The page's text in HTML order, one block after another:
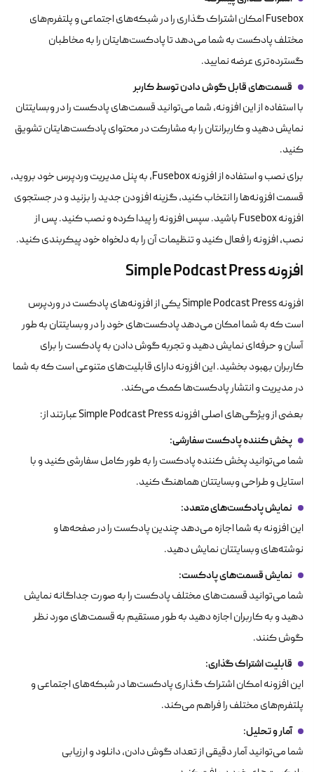
Fusebox امکان اشتراک گذاری را در شبکه‌های اجتماعی و پلتفرم‌های
مختلف پادکست به شما می‌دهد تا پادکست‌هایتان را به مخاطبان
گسترده‌تری عرضه نمایید.
قسمت‌های قابل گوش دادن توسط کاربر
با استفاده از این افزونه، شما می‌توانید قسمت‌های پادکست را در وبسایتتان
نمایش دهید و کاربرانتان را به مشارکت در محتوای پادکست‌هایتان تشویق
کنید.
برای نصب و استفاده از افزونه Fusebox، به پنل مدیریت وردپرس خود بروید،
قسمت افزونه‌ها را انتخاب کنید، گزینه افزودن جدید را بزنید و در جستجوی
افزونه Fusebox باشید. سپس افزونه را پیدا کرده و نصب کنید. پس از
نصب، افزونه را فعال کنید و تنظیمات آن را به دلخواه خود پیکربندی کنید.
افزونه Simple Podcast Press
افزونه Simple Podcast Press یکی از افزونه‌های پادکست در وردپرس
است که به شما امکان می‌دهد پادکست‌های خود را در وبسایتتان به طور
آسان و حرفه‌ای نمایش دهید و تجربه گوش دادن به پادکست را برای
کاربران بهبود بخشید. این افزونه دارای قابلیت‌های متنوعی است که به شما
در مدیریت و انتشار پادکست‌ها کمک می‌کند.
بعضی از ویژگی‌های اصلی افزونه Simple Podcast Press عبارتند از:
پخش کننده پادکست سفارشی:
شما می‌توانید پخش کننده پادکست را به طور کامل سفارشی کنید و با
استایل و طراحی وبسایتتان هماهنگ کنید.
نمایش پادکست‌های متعدد:
این افزونه به شما اجازه می‌دهد چندین پادکست را در صفحه‌ها و
نوشته‌های وبسایتتان نمایش دهید.
نمایش قسمت‌های پادکست:
شما می‌توانید قسمت‌های مختلف پادکست را به صورت جداگانه نمایش
دهید و به کاربران اجازه دهید به طور مستقیم به قسمت‌های مورد نظر
گوش کنند.
قابلیت اشتراک گذاری:
این افزونه امکان اشتراک گذاری پادکست‌ها در شبکه‌های اجتماعی و
پلتفرم‌های مختلف را فراهم می‌کند.
آمار و تحلیل:
شما می‌توانید آمار دقیقی از تعداد گوش دادن، دانلود و ارزیابی